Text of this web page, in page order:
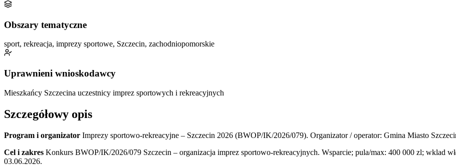
Obszary tematyczne
sport, rekreacja, imprezy sportowe, Szczecin, zachodniopomorskie
Uprawnieni wnioskodawcy
Mieszkańcy Szczecina uczestnicy imprez sportowych i rekreacyjnych
Szczegółowy opis
Program i organizator Imprezy sportowo-rekreacyjne – Szczecin 2026 (BWOP/IK/2026/079). Organizator / operator: Gmina Miasto
Cel i zakres Konkurs BWOP/IK/2026/079 Szczecin – organizacja imprez sportowo-rekreacyjnych. Wsparcie; pula/max: 400 000 zl; wklad
03.06.2026.